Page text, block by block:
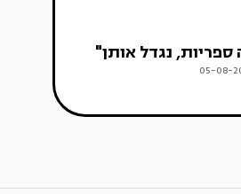
נגדל אותן"
05-08-